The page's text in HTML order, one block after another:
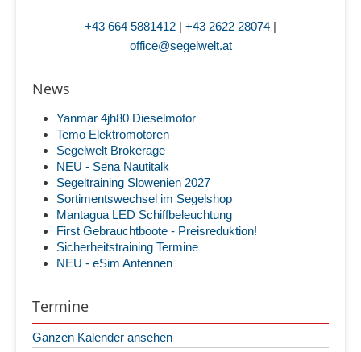
+43 664 5881412 | +43 2622 28074 |
office@segelwelt.at
News
Yanmar 4jh80 Dieselmotor
Temo Elektromotoren
Segelwelt Brokerage
NEU - Sena Nautitalk
Segeltraining Slowenien 2027
Sortimentswechsel im Segelshop
Mantagua LED Schiffbeleuchtung
First Gebrauchtboote - Preisreduktion!
Sicherheitstraining Termine
NEU - eSim Antennen
Termine
Ganzen Kalender ansehen